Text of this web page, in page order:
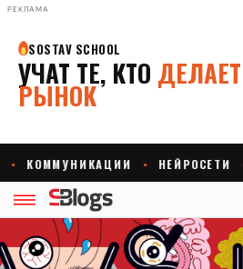
РЕКЛАМА